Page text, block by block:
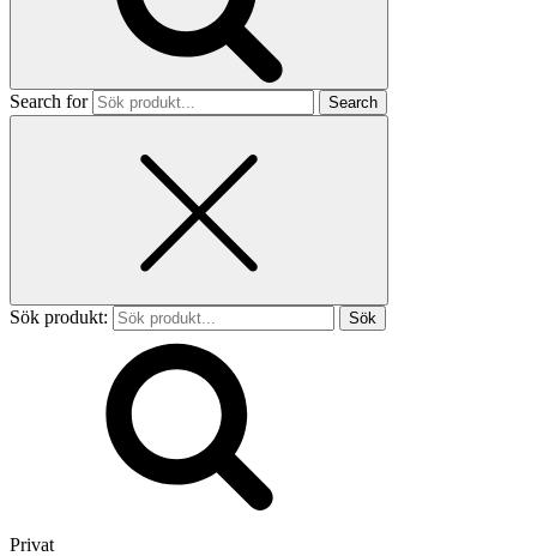
Search for
Sök produkt:
Privat